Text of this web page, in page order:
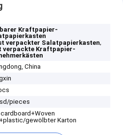
Kraftpapier-
verpackter Salatpapierkasten,
verpackte Kraftpapier-
China
pieces
gewölbter Karton